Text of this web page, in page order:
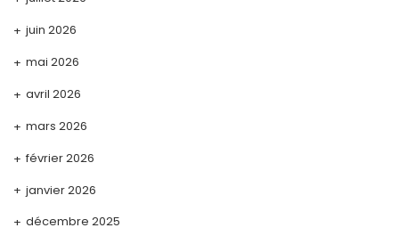
juin 2026
mai 2026
avril 2026
mars 2026
février 2026
janvier 2026
décembre 2025